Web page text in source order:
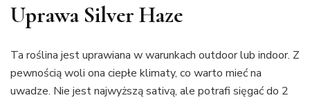
Uprawa Silver Haze
Ta roślina jest uprawiana w warunkach outdoor lub indoor. Z
pewnością woli ona ciepłe klimaty, co warto mieć na
uwadze. Nie jest najwyższą sativą, ale potrafi sięgać do 2